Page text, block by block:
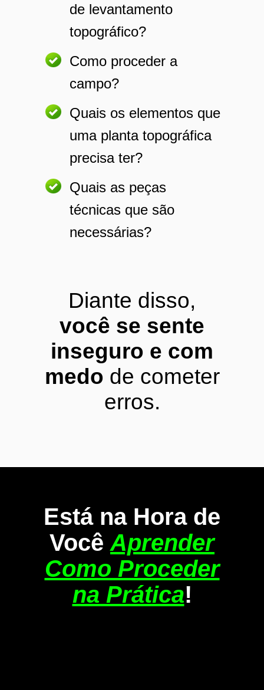
de levantamento
topográfico?
Como proceder a
campo?
Quais os elementos que
uma planta topográfica
precisa ter?
Quais as peças
técnicas que são
necessárias?
Diante disso,
você se sente
inseguro e com
medo de cometer
erros.
Está na Hora de
Você Aprender
Como Proceder
na Prática!